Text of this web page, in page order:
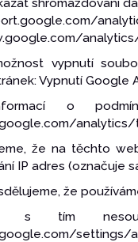
shromaždování
vypnutí
Vypnutí Google
o
že na těchto
IP adres (označuje
že
s tím
settings/